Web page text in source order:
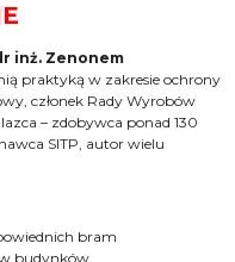
inż. Zenonem
praktyką w zakresie ochrony
członek Rady Wyrobów
– zdobywca ponad 130
SITP, autor wielu
bram
budynków.